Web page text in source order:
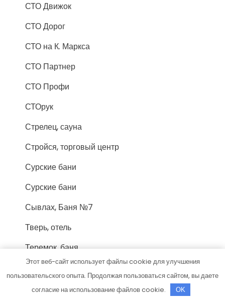
СТО Движок
СТО Дорог
СТО на К. Маркса
СТО Партнер
СТО Профи
СТОрук
Стрелец, сауна
Стройся, торговый центр
Сурские бани
Сурские бани
Сывлах, Баня №7
Тверь, отель
Теремок, баня
Техник
Технопарк, автотехцентр для корейских,
Этот веб-сайт использует файлы cookie для улучшения
пользовательского опыта. Продолжая пользоваться сайтом, вы даете
согласие на использование файлов cookie.
OK